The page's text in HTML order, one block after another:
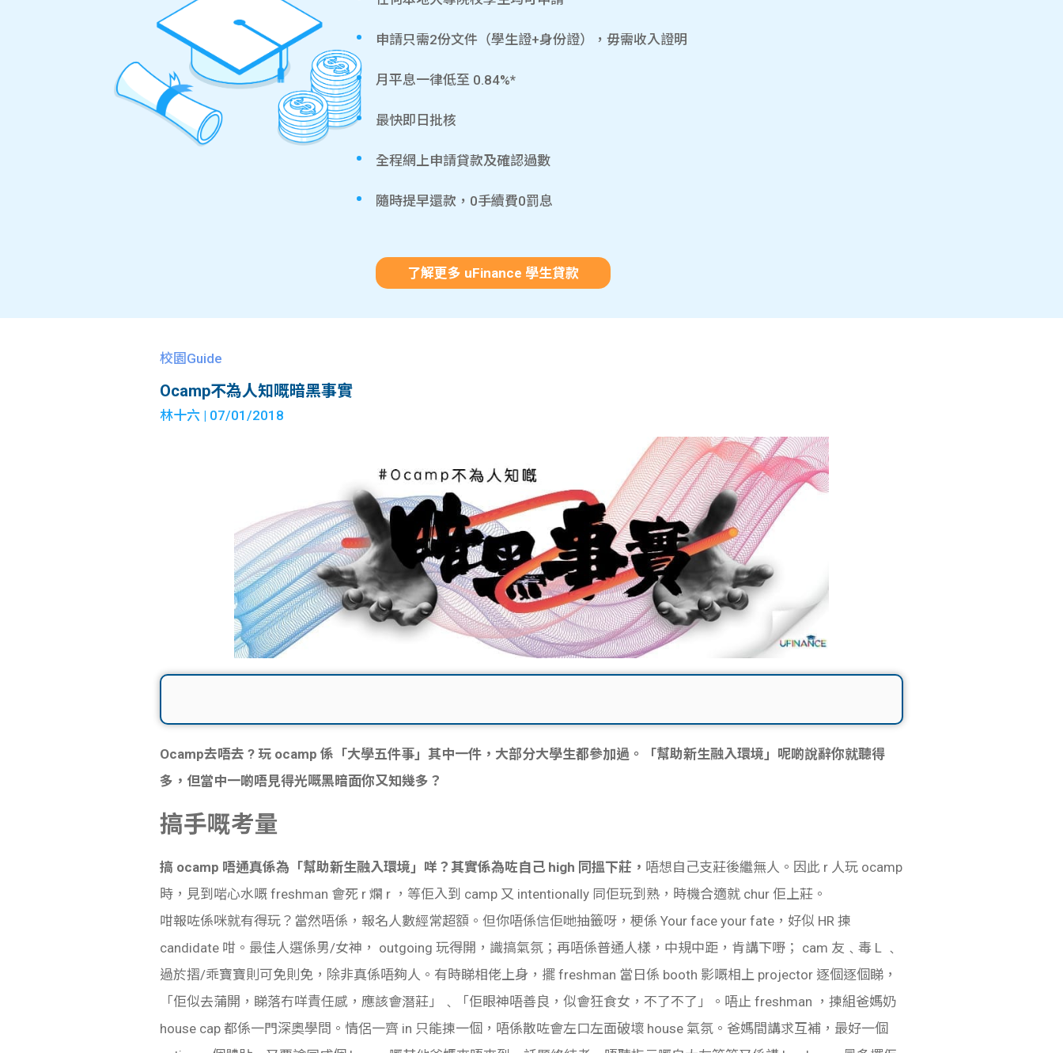
申請只需2份文件（學生證+身份證），毋需收入證明
月平息一律低至 0.84%*
最快即日批核
全程網上申請貸款及確認過數
隨時提早還款，0手續費0罰息
了解更多 uFinance 學生貸款
校園Guide
Ocamp不為人知嘅暗黑事實
林十六 | 07/01/2018
Ocamp去唔去 ? 玩 ocamp 係「大學五件事」其中一件，大部分大學生都參加過。「幫助新生融入環境」呢啲說辭你就聽得
多，但當中一啲唔見得光嘅黑暗面你又知幾多？
搞手嘅考量
搞 ocamp 唔通真係為「幫助新生融入環境」咩？其實係為咗自己 high 同搵下莊， 唔想自己支莊後繼無人。因此 r 人玩 ocamp
時，見到啱心水嘅 freshman 會死 r 爛 r ，等佢入到 camp 又 intentionally 同佢玩到熟，時機合適就 chur 佢上莊。
咁報咗係咪就有得玩？當然唔係，報名人數經常超額。但你唔係信佢哋抽籤呀，梗係 Your face your fate，好似 HR 揀
candidate 咁。最佳人選係男/女神， outgoing 玩得開，識搞氣氛；再唔係普通人樣，中規中距，肯講下嘢； cam 友﹑毒 L ﹑
過於摺/乖寶寶則可免則免，除非真係唔夠人。有時睇相佬上身，擺 freshman 當日係 booth 影嘅相上 projector 逐個逐個睇，
「佢似去蒲開，睇落冇咩責任感，應該會潛莊」﹑「佢眼神唔善良，似會狂食女，不了不了」。唔止 freshman ，揀組爸媽奶
house cap 都係一門深奧學問。情侶一齊 in 只能揀一個，唔係散咗會左口左面破壞 house 氣氛。爸媽間講求互補，最好一個